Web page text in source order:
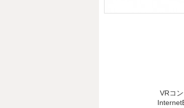
VRコ